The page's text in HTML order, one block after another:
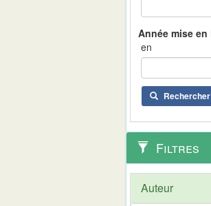
en
Rechercher
Filtres
Auteur